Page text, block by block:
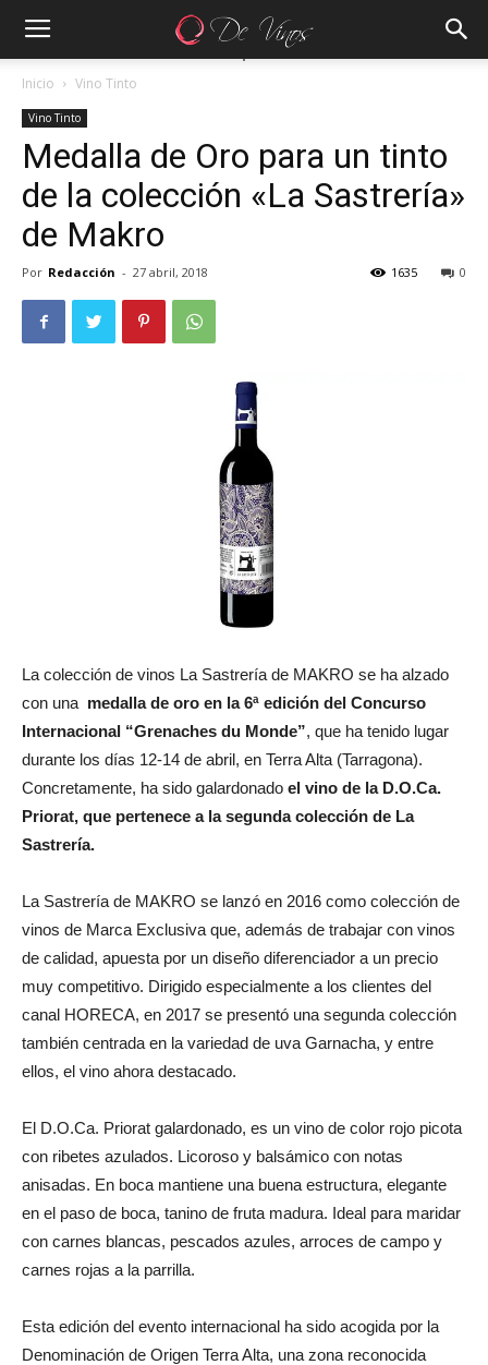
Inicio Vino Tinto
Vino Tinto
Medalla de Oro para un tinto
de la colección «La Sastrería»
de Makro
Por Redacción - 27 abril, 2018 0
1635
La colección de vinos La Sastrería de MAKRO se ha alzado
con una medalla de oro en la 6ª edición del Concurso
Internacional “Grenaches du Monde”, que ha tenido lugar
durante los días 12-14 de abril, en Terra Alta (Tarragona).
Concretamente, ha sido galardonado el vino de la D.O.Ca.
Priorat, que pertenece a la segunda colección de La
Sastrería.
La Sastrería de MAKRO se lanzó en 2016 como colección de
vinos de Marca Exclusiva que, además de trabajar con vinos
de calidad, apuesta por un diseño diferenciador a un precio
muy competitivo. Dirigido especialmente a los clientes del
canal HORECA, en 2017 se presentó una segunda colección
también centrada en la variedad de uva Garnacha, y entre
ellos, el vino ahora destacado.
El D.O.Ca. Priorat galardonado, es un vino de color rojo picota
con ribetes azulados. Licoroso y balsámico con notas
anisadas. En boca mantiene una buena estructura, elegante
en el paso de boca, tanino de fruta madura. Ideal para maridar
con carnes blancas, pescados azules, arroces de campo y
carnes rojas a la parrilla.
Esta edición del evento internacional ha sido acogida por la
Denominación de Origen Terra Alta, una zona reconocida